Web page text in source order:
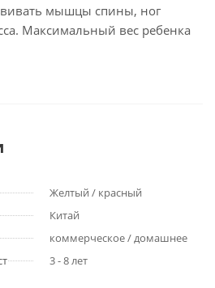
мышцы спины, ног
Максимальный вес ребенка
Желтый / красный
Китай
коммерческое / домашнее
3 - 8 лет